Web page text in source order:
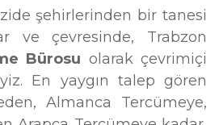
şehirlerinden bir tanesi
ve çevresinde, Trabzon
Bürosu olarak çevrimiçi
En yaygın talep gören
Almanca Tercümeye,